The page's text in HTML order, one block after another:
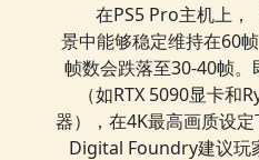
在PS5 Pro主机上，
景中能够稳定维持在60
帧数会跌落至30-40帧
（如RTX 5090显卡和
器），在4K最高画质设定
Digital Foundry建议玩